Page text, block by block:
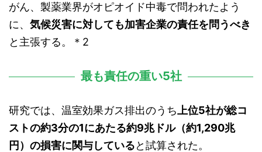
がん、製薬業界がオピオイド中毒で問われたよう
に、 気候災害に対しても加害企業の責任を問うべき
と主張する。＊2
最も責任の重い5社
研究では、温室効果ガス排出のうち 上位5社が総コ
ストの約3分の1にあたる約9兆ドル（約1,290兆
円）の損害に関与していると試算された。